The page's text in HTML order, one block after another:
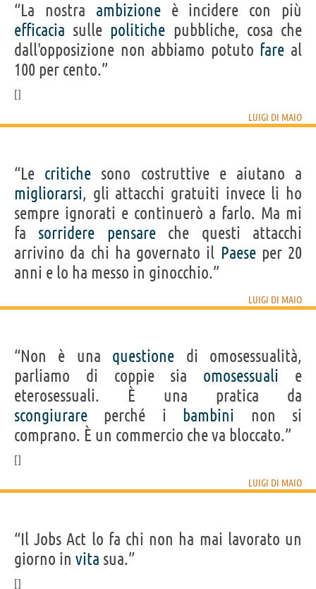
“La nostra ambizioneè incidere con più
efficacia sulle politiche pubbliche, cosa che
dall'opposizione non abbiamo potuto fare al
100 per cento.”
LUIGI DI MAIO
“Le critiche sono costruttive e aiutano a
migliorarsi, gli attacchi gratuiti invece li ho
sempre ignorati e continuerò a farlo. Ma mi
fa sorridere pensareche questi attacchi
arrivino da chi ha governato il Paeseper 20
anni e lo ha messo in ginocchio.”
LUIGI DI MAIO
“Non è una questione di omosessualità,
parliamo di coppie sia omosessuali e
eterosessuali. È una pratica da
scongiurare perché i bambini non si
comprano. È un commercio che va bloccato.”
LUIGI DI MAIO
“Il Jobs Act lo fa chi non ha mai lavorato un
giorno in vita sua.”